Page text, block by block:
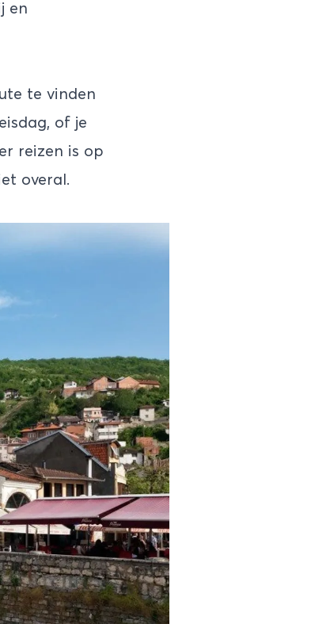
en
te vinden
of je
reizen is op
overal.